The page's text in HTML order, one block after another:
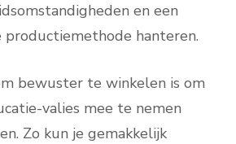
en een
hanteren.
bewuster te winkelen is om
valies mee te nemen
Zo kun je gemakkelijk